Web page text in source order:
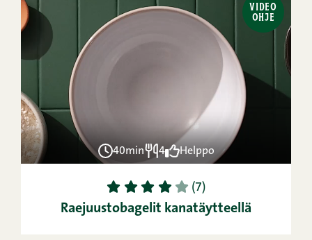
VIDEO
OHJE
40min 4 Helppo
1 2 3 4 5 (7)
Raejuustobagelit kanatäytteellä